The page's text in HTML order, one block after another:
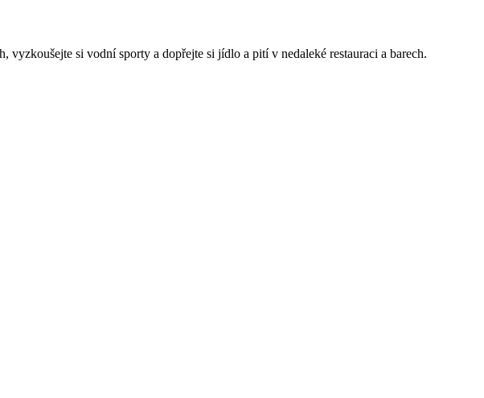
si vodní sporty a dopřejte si jídlo a pití v nedaleké restauraci a barech.